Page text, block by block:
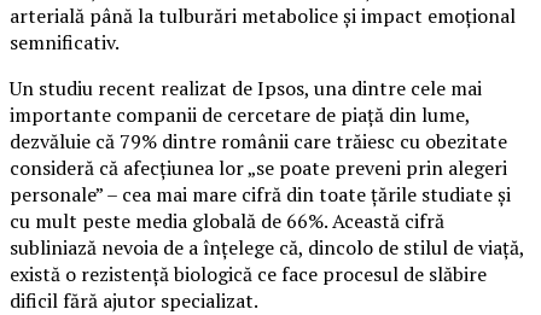
arterială până la tulburări metabolice și impact emoțional
semnificativ.
Un studiu recent realizat de Ipsos, una dintre cele mai
importante companii de cercetare de piață din lume,
dezvăluie că 79% dintre românii care trăiesc cu obezitate
consideră că afecțiunea lor „se poate preveni prin alegeri
personale” – cea mai mare cifră din toate țările studiate și
cu mult peste media globală de 66%. Această cifră
subliniază nevoia de a înțelege că, dincolo de stilul de viață,
există o rezistență biologică ce face procesul de slăbire
dificil fără ajutor specializat.